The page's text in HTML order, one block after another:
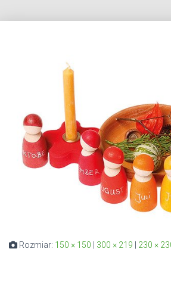
Rozmiar: 150 × 150 | 300 × 219 | 230 ×